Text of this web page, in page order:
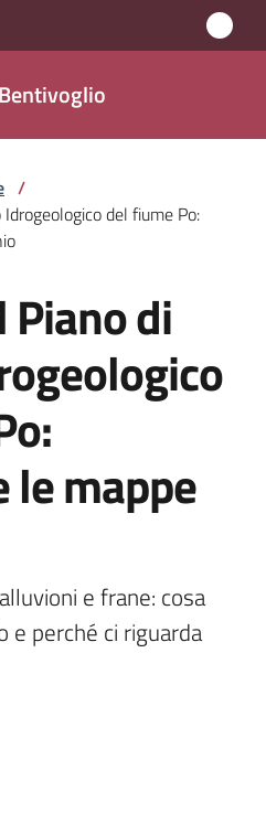
/
del fiume Po:
di
mappe
e frane: cosa
e perché ci riguarda